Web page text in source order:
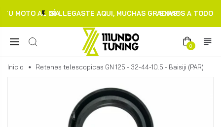
TU MOTO AL DÍA.SI LLEGASTE AQUI, MUCHAS GRACIAS!ENVIOS A TODO
0
Inicio Retenes telescopicas GN 125 - 32-44-10.5 - Baisiji (PAR)